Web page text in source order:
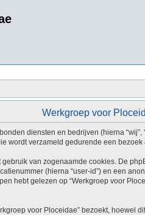
Werkgroep voor
diensten en bedrijven (hierna “wij”,
wordt verzameld gedurende een
van zogenaamde cookies. De
(hierna “user-id”) en een
hebt gelezen op “Werkgroep voor
voor Ploceidae” bezoekt,